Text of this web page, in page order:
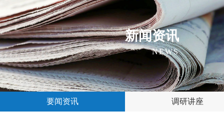
新闻资讯
NEWS
要闻资讯 调研讲座